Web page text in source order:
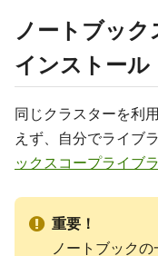
ノートブッ
インストール
同じクラスターを利
えず、自分でライブ
ックスコープライブ
重要！
ノートブック